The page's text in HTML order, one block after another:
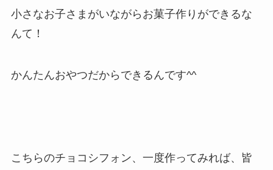
小さなお子さまがいながらお菓子作りができるな
んて！
かんたんおやつだからできるんです^^
こちらのチョコシフォン、一度作ってみれば、皆